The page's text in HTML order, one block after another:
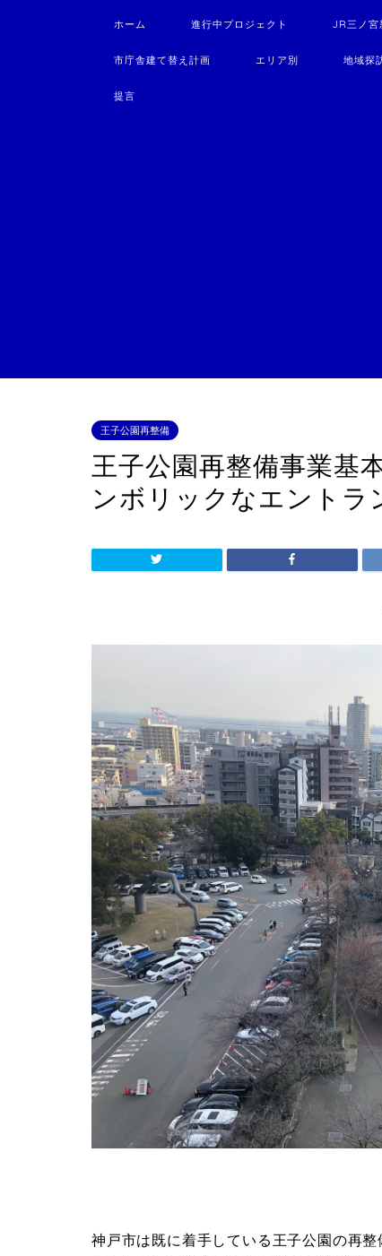
ホーム 進行中プロジェクト JR三ノ宮
市庁舎建て替え計画 エリア別 地域探
提言
王子公園再整備
王子公園再整備事業基
ンボリックなエントラ
神戸市は既に着手している王子公園の再